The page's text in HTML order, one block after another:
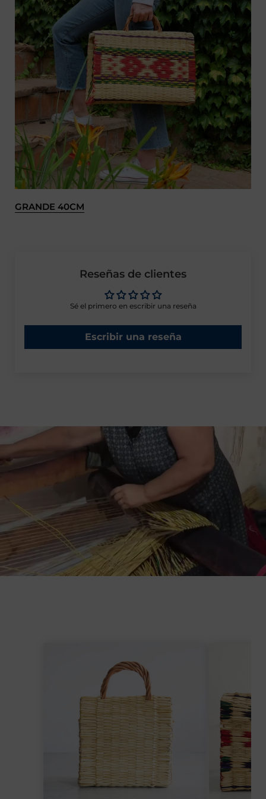
GRANDE 40CM
Reseñas de clientes
Sé el primero en escribir una reseña
Escribir una reseña